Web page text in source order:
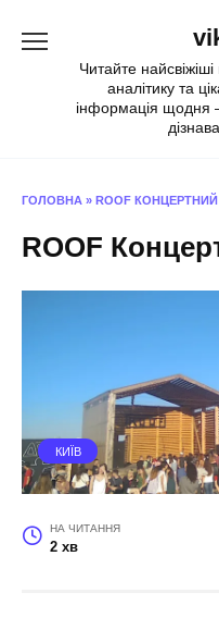
Читайте
аналітику та
інформація щодня
ГОЛОВНА » ROOF
ROOF
КИЇВ
НА ЧИТАННЯ
2 хв